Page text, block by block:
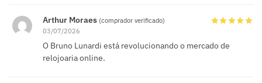
Arthur Moraes (comprador verificado)
03/07/2026
O Bruno Lunardi está revolucionando o mercado de
relojoaria online.